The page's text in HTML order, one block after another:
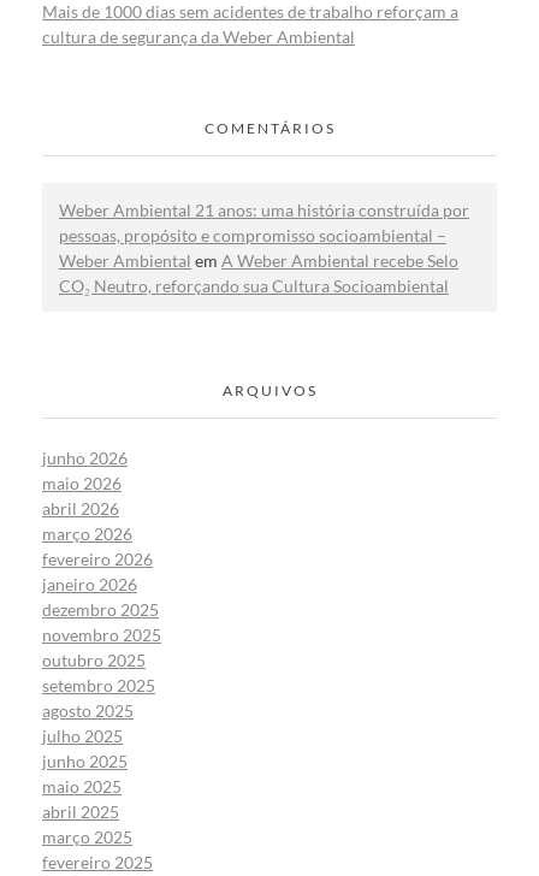
Mais de 1000 dias sem acidentes de trabalho reforçam a
cultura de segurança da Weber Ambiental
COMENTÁRIOS
Weber Ambiental 21 anos: uma história construída por
pessoas, propósito e compromisso socioambiental –
Weber Ambiental em A Weber Ambiental recebe Selo
CO₂ Neutro, reforçando sua Cultura Socioambiental
ARQUIVOS
junho 2026
maio 2026
abril 2026
março 2026
fevereiro 2026
janeiro 2026
dezembro 2025
novembro 2025
outubro 2025
setembro 2025
agosto 2025
julho 2025
junho 2025
maio 2025
abril 2025
março 2025
fevereiro 2025